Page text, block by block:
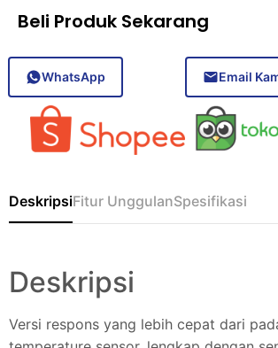
Beli Produk Sekarang
WhatsApp Email
DeskripsiFitur UnggulanSpesifikasi
Deskripsi
Versi respons yang lebih cepat dari